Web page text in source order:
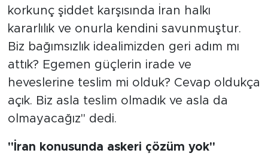
korkunç şiddet karşısında İran halkı
kararlılık ve onurla kendini savunmuştur.
Biz bağımsızlık idealimizden geri adım mı
attık? Egemen güçlerin irade ve
heveslerine teslim mi olduk? Cevap oldukça
açık. Biz asla teslim olmadık ve asla da
olmayacağız" dedi.
"İran konusunda askeri çözüm yok"